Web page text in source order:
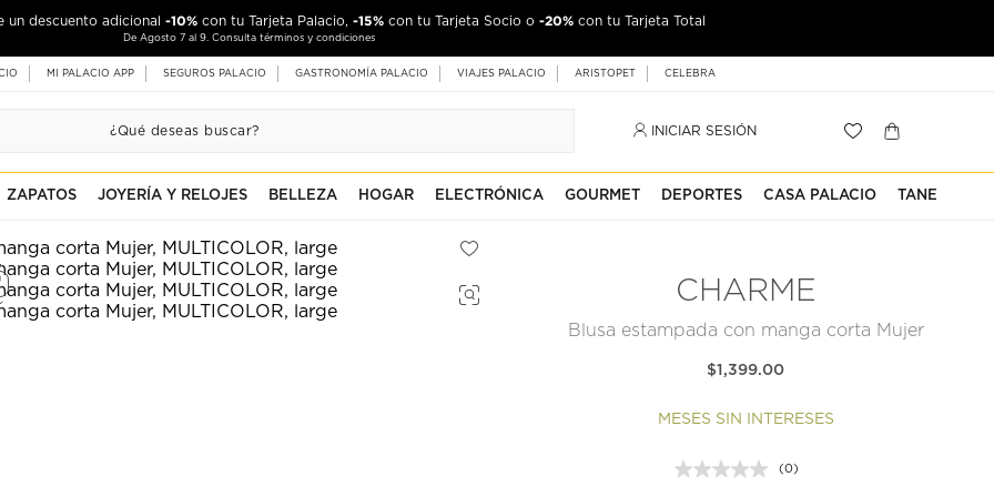
un descuento adicional -10% con tu Tarjeta Palacio, -15% con tu Tarjeta Socio o -20% con tu Tarjeta Total
De Agosto 7 al 9. Consulta términos y condiciones
MI PALACIO APP SEGUROS PALACIO GASTRONOMÍA PALACIO VIAJES PALACIO ARISTOPET CELEBRA
INICIAR SESIÓN
ZAPATOS JOYERÍA Y RELOJES BELLEZA HOGAR ELECTRÓNICA GOURMET DEPORTES CASA PALACIO TANE
CHARME
Blusa estampada con manga corta Mujer
$1,399.00
MESES SIN INTERESES
Sin
(0)